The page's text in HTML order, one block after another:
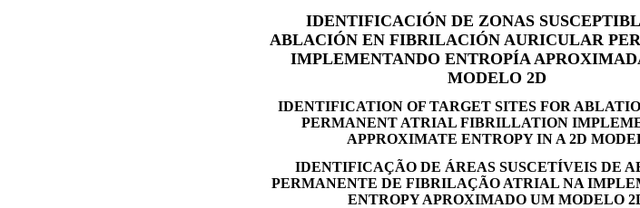
IDENTIFICACIÓN DE ZONAS
ABLACIÓN EN FIBRILACIÓN AURICULAR
IMPLEMENTANDO ENTROPÍA
MODELO 2D
IDENTIFICATION OF TARGET SITES FOR
PERMANENT ATRIAL FIBRILLATION
APPROXIMATE ENTROPY IN A 2D
IDENTIFICAÇÃO DE ÁREAS SUSCETÍVEIS DE
PERMANENTE DE FIBRILAÇÃO ATRIAL NA
ENTROPY APROXIMADO UM MODELO